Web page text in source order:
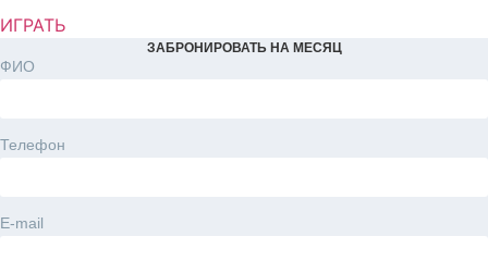
ИГРАТЬ
ЗАБРОНИРОВАТЬ НА МЕСЯЦ
ФИО
Телефон
E-mail